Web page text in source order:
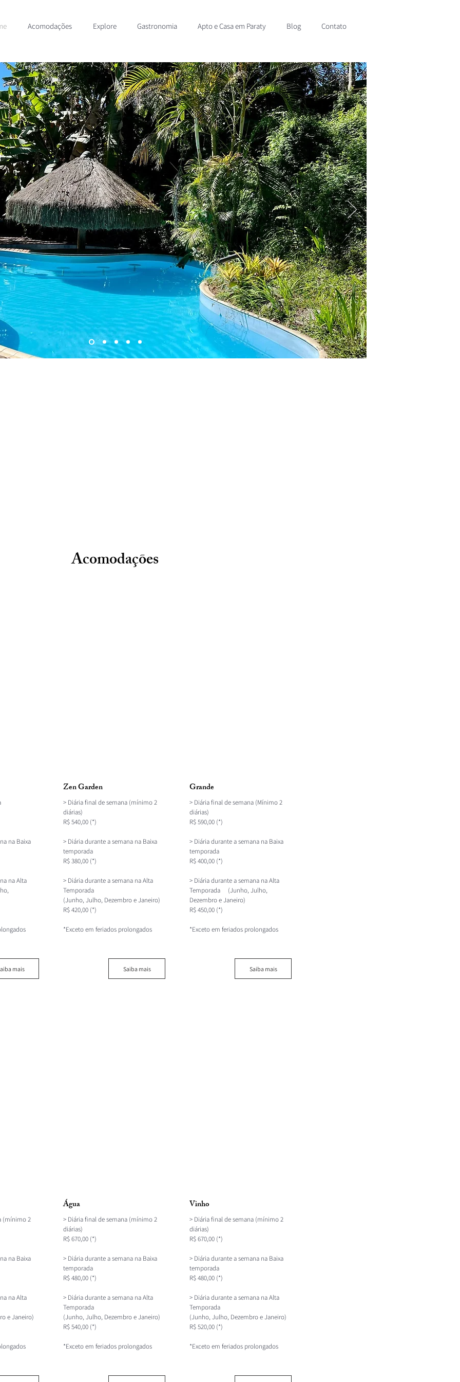
Acomodações Explore Gastronomia Apto e Casa em Paraty Blog Contato
Acomodações
na Baixa
na Alta
mais
(mínimo 2
na Baixa
na Alta
e Janeiro)
Zen Garden
> Diária final de semana (mínimo 2
diárias)
R$ 540,00 (*)
> Diária durante a semana na Baixa
temporada
R$ 380,00 (*)
> Diária durante a semana na Alta
Temporada
(Junho, Julho, Dezembro e Janeiro)
R$ 420,00 (*)
*Exceto em feriados prolongados
Saiba mais
Água
> Diária final de semana (mínimo 2
diárias)
R$ 670,00 (*)
> Diária durante a semana na Baixa
temporada
R$ 480,00 (*)
> Diária durante a semana na Alta
Temporada
(Junho, Julho, Dezembro e Janeiro)
R$ 540,00 (*)
*Exceto em feriados prolongados
Grande
> Diária final de semana (Mínimo 2
diárias)
R$ 590,00 (*)
> Diária durante a semana na Baixa
temporada
R$ 400,00 (*)
> Diária durante a semana na Alta
Temporada (Junho, Julho,
Dezembro e Janeiro)
R$ 450,00 (*)
*Exceto em feriados prolongados
Saiba mais
Vinho
> Diária final de semana (mínimo 2
diárias)
R$ 670,00 (*)
> Diária durante a semana na Baixa
temporada
R$ 480,00 (*)
> Diária durante a semana na Alta
Temporada
(Junho, Julho, Dezembro e Janeiro)
R$ 520,00 (*)
*Exceto em feriados prolongados